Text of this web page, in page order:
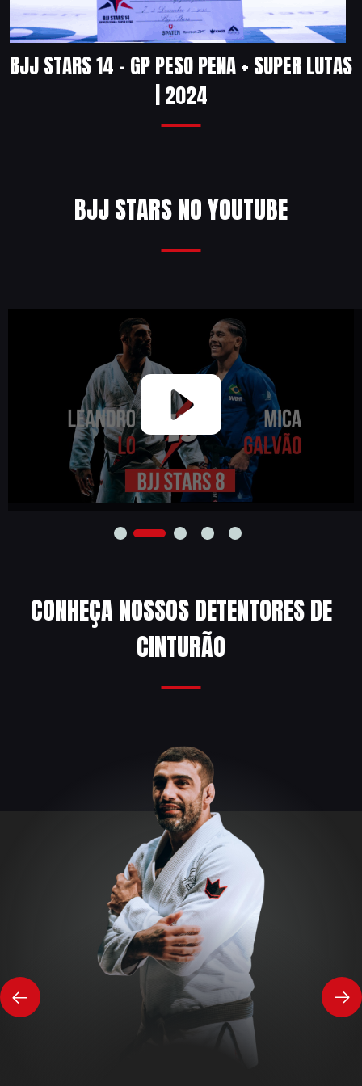
BJJ STARS 14 – GP PESO PENA + SUPER LUTAS
| 2024
BJJ STARS NO YOUTUBE
CONHEÇA NOSSOS DETENTORES DE
CINTURÃO